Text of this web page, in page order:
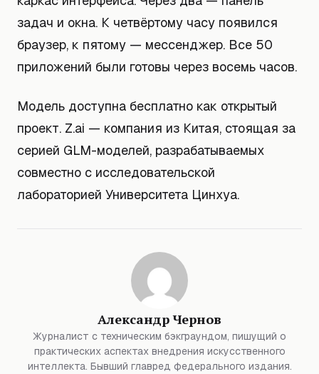
задач и окна. К четвёртому часу появился
браузер, к пятому — мессенджер. Все 50
приложений были готовы через восемь часов.
Модель доступна бесплатно как открытый
проект. Z.ai — компания из Китая, стоящая за
серией GLM-моделей, разрабатываемых
совместно с исследовательской
лабораторией Университета Цинхуа.
Александр Чернов
Журналист с техническим бэкграундом, пишущий о
практических аспектах внедрения искусственного
интеллекта. Бывший главред федерального издания.